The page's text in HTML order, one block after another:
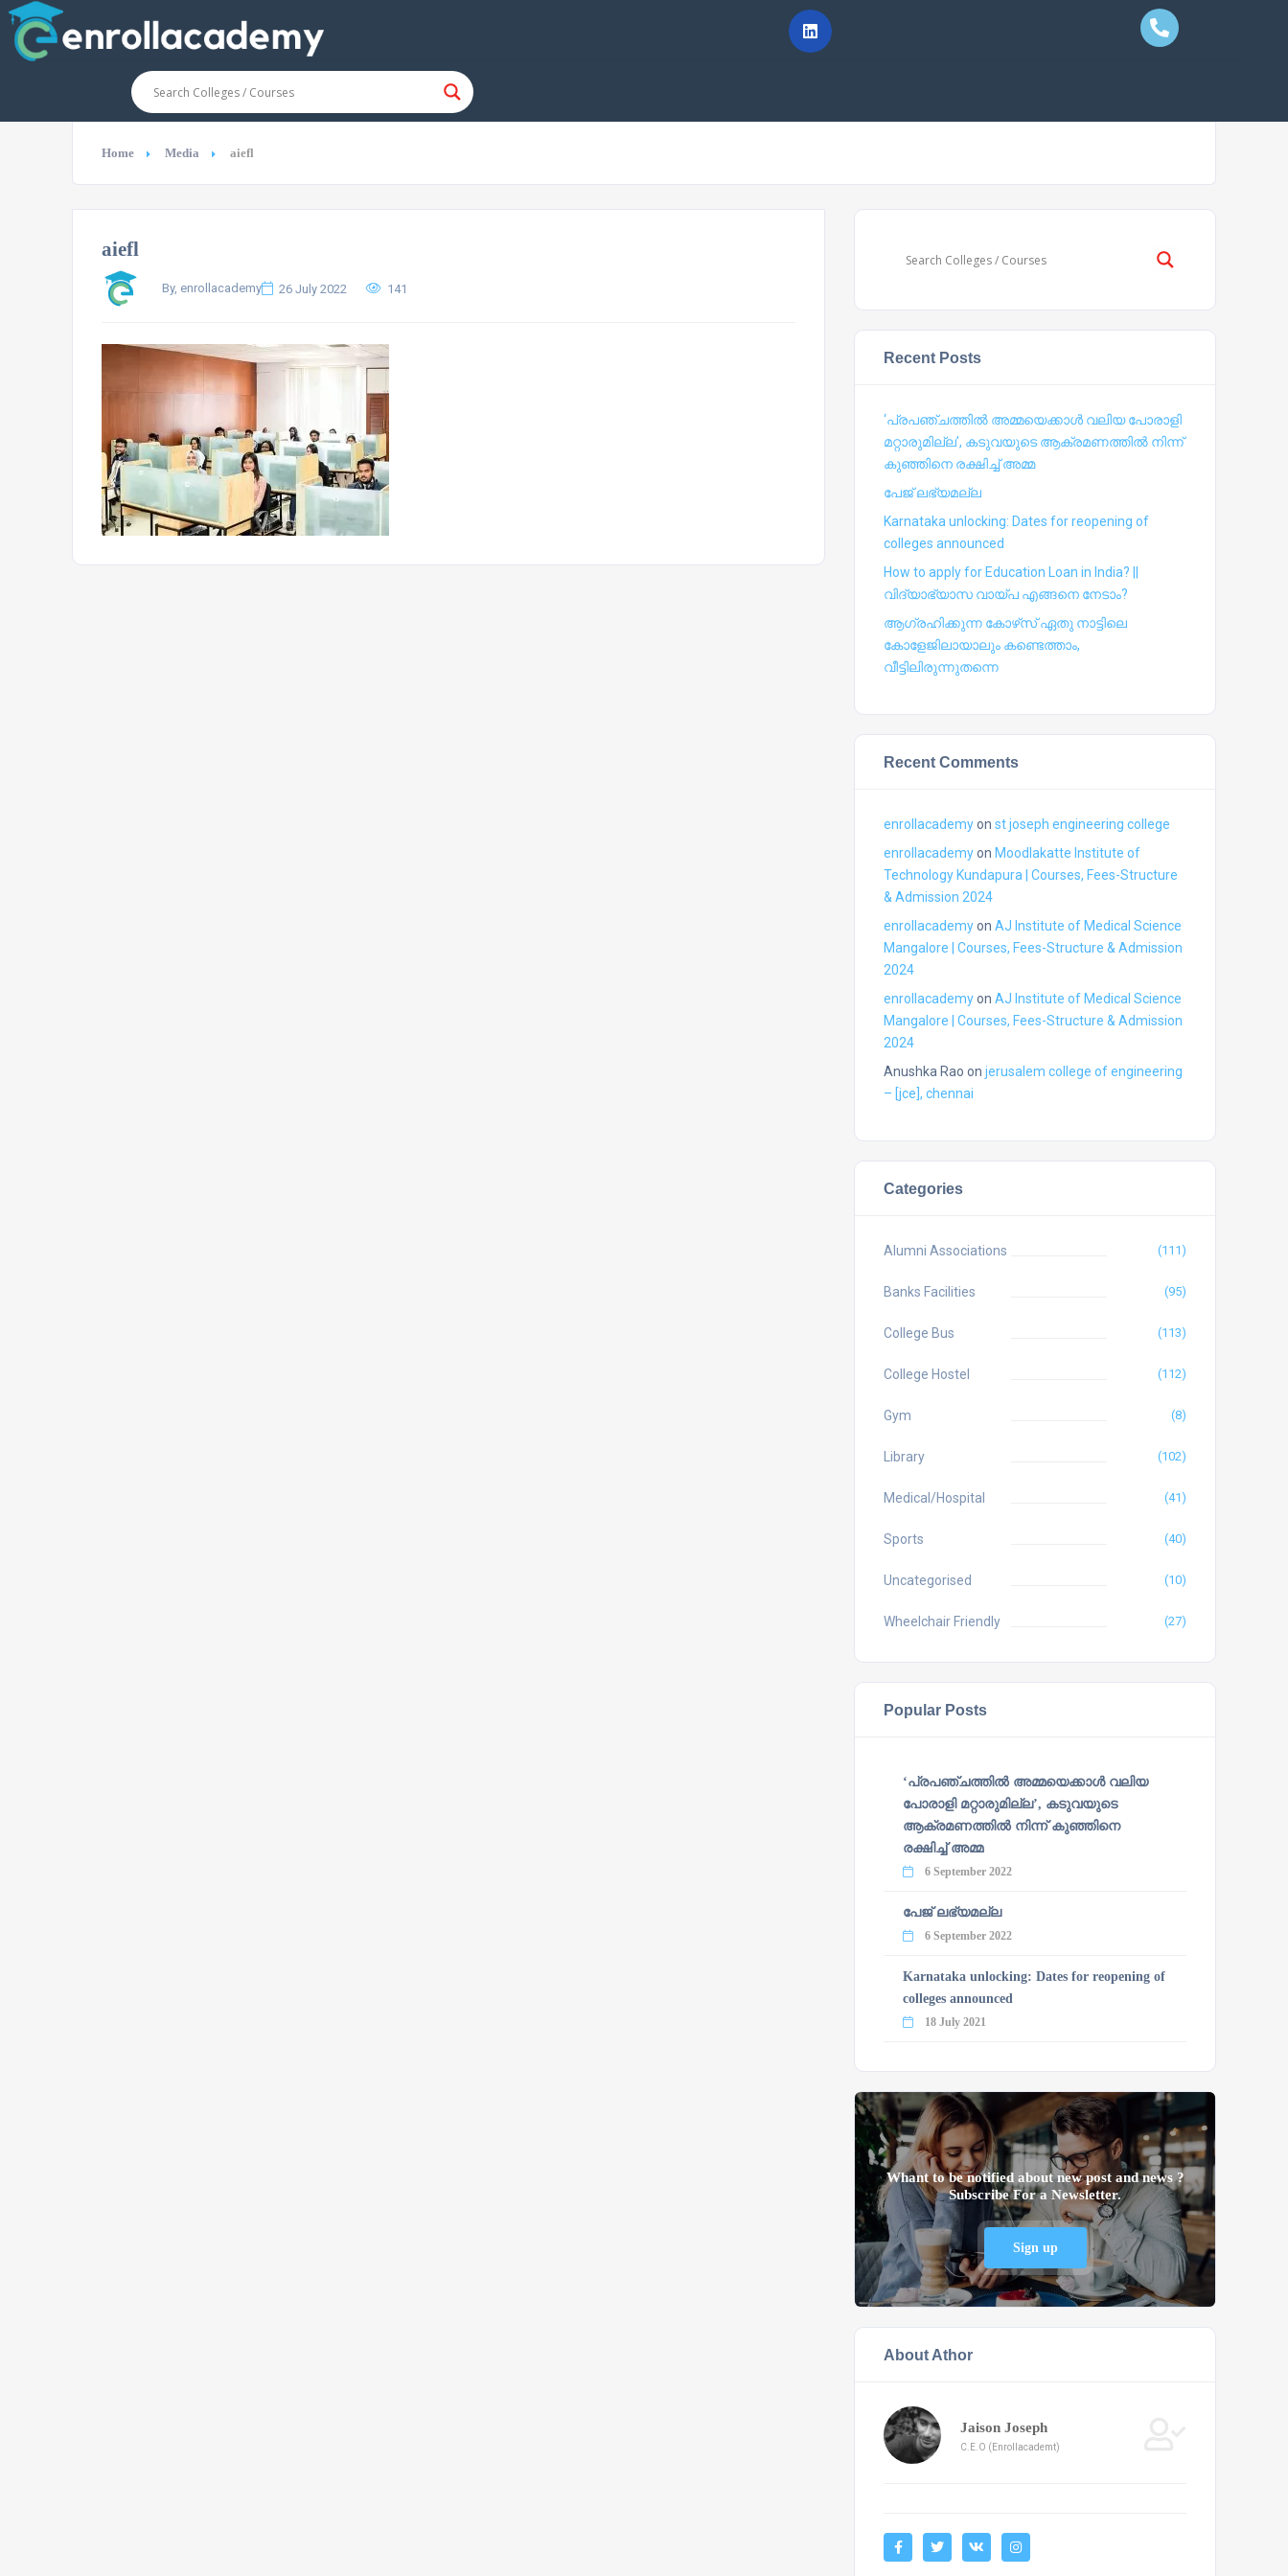
Home Media aiefl
aiefl
By, enrollacademy 26 July 2022 141
Recent Posts
‘പ്രപഞ്ചത്തില്‍ അമ്മയെക്കാള്‍ വലിയ പോരാളി
മറ്റാരുമില്ല’, കടുവയുടെ ആക്രമണത്തില്‍ നിന്ന്
കുഞ്ഞിനെ രക്ഷിച്ച് അമ്മ
പേജ് ലഭ്യമല്ല
Karnataka unlocking: Dates for reopening of
colleges announced
How to apply for Education Loan in India? ||
വിദ്യാഭ്യാസ വായ്പ എങ്ങനെ നേടാം?
ആഗ്രഹിക്കുന്ന കോഴ്‍സ് ഏതു നാട്ടിലെ
കോളേജിലായാലും കണ്ടെത്താം,
വീട്ടിലിരുന്നുതന്നെ
Recent Comments
enrollacademyon st joseph engineering college
enrollacademyon Moodlakatte Institute of
Technology Kundapura | Courses, Fees-Structure
& Admission 2024
enrollacademyon AJ Institute of Medical Science
Mangalore | Courses, Fees-Structure & Admission
2024
enrollacademyon AJ Institute of Medical Science
Mangalore | Courses, Fees-Structure & Admission
2024
Anushka Rao on jerusalem college of engineering
– [jce], chennai
Categories
Alumni Associations (111)
Banks Facilities (95)
College Bus (113)
College Hostel (112)
Gym (8)
Library (102)
Medical/Hospital (41)
Sports (40)
Uncategorised (10)
Wheelchair Friendly (27)
Popular Posts
‘പ്രപഞ്ചത്തില്‍ അമ്മയെക്കാള്‍ വലിയ
പോരാളി മറ്റാരുമില്ല’, കടുവയുടെ
ആക്രമണത്തില്‍ നിന്ന് കുഞ്ഞിനെ
രക്ഷിച്ച് അമ്മ
6 September 2022
പേജ് ലഭ്യമല്ല
6 September 2022
Karnataka unlocking: Dates for reopening of
colleges announced
18 July 2021
Whant to be notified about new post and news ?
Subscribe For a Newsletter.
Sign up
About Athor
Jaison Joseph
C.E.O (Enrollacademt)